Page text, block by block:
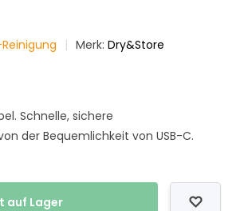
Merk:Dry&Store
Schnelle, sichere
der Bequemlichkeit von USB-C.
auf Lager